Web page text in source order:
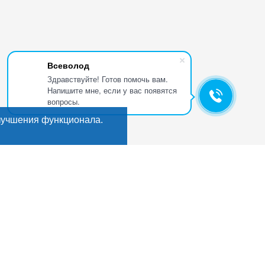
Всеволод
Здравствуйте! Готов помочь вам.
Напишите мне, если у вас появятся
вопросы.
функционала.